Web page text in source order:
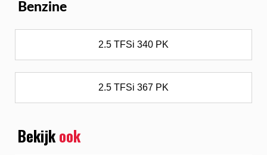
Benzine
2.5 TFSi 340 PK
2.5 TFSi 367 PK
Bekijkook